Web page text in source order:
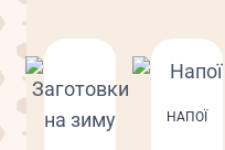
НАПОЇ